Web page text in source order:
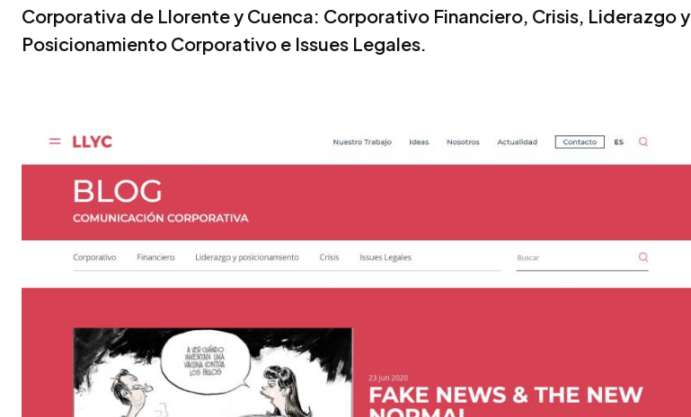
Corporativa de Llorente y Cuenca: Corporativo Financiero, Crisis, Liderazgo y
Posicionamiento Corporativo e Issues Legales.